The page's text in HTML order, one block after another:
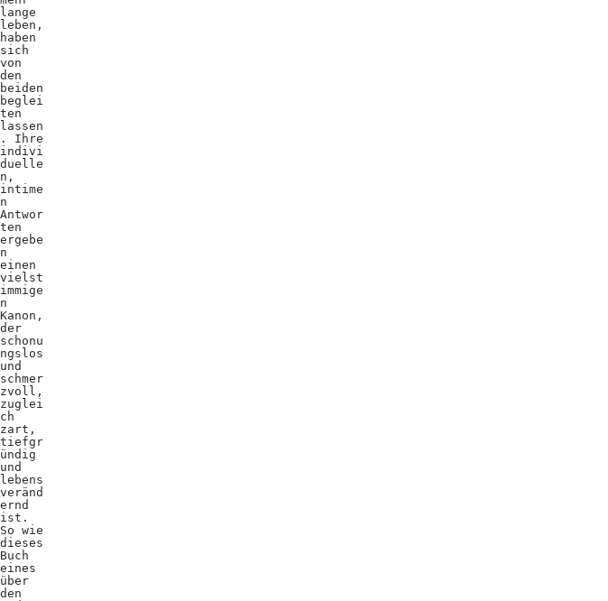
lange
leben,
haben
sich
von
den
beiden
beglei
ten
lassen
. Ihre
indivi
duelle
n,
intime
n
Antwor
ten
ergebe
n
einen
vielst
immige
n
Kanon,
der
schonu
ngslos
und
schmer
zvoll,
zuglei
ch
zart,
tiefgr
ündig
und
lebens
veränd
ernd
ist.
So wie
dieses
Buch
eines
über
den